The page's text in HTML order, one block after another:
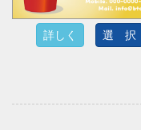
詳しく 選 択